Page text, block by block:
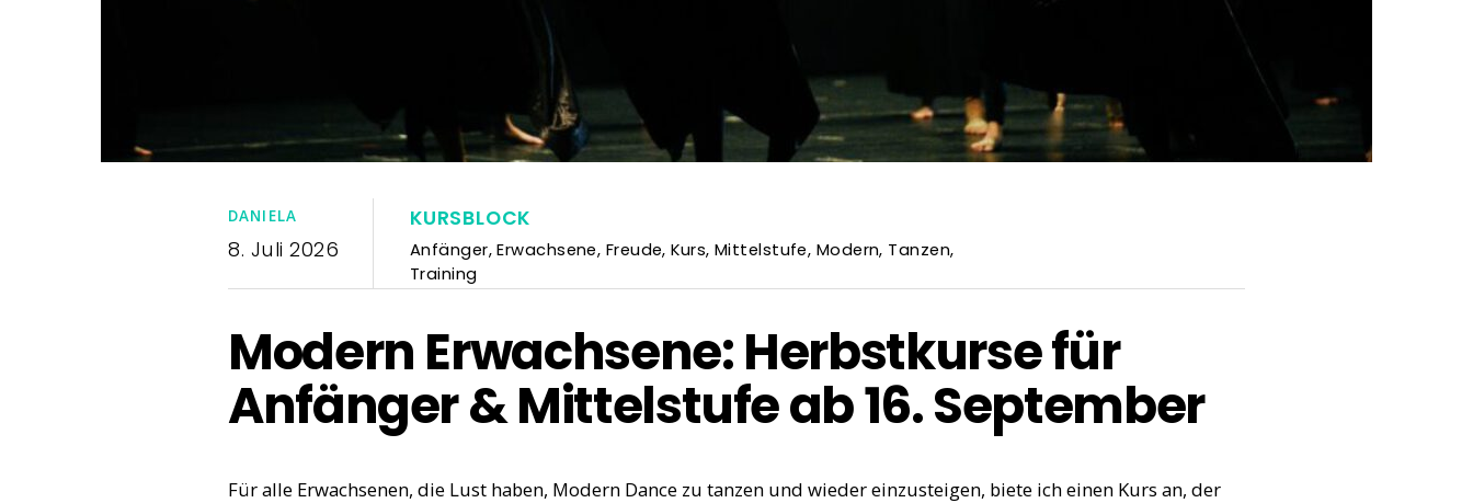
DANIELA
8. Juli 2026
KURSBLOCK
Anfänger,Erwachsene, Freude,Kurs,Mittelstufe, Modern, Tanzen,
Training
Modern Erwachsene: Herbstkurse für
Anfänger & Mittelstufe ab 16. September
Für alle Erwachsenen, die Lust haben, Modern Dance zu tanzen und wieder einzusteigen, biete ich einen Kurs an, der